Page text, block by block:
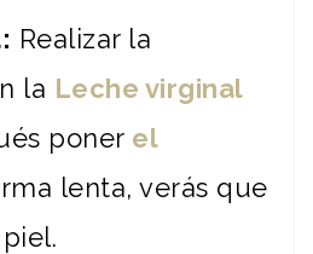
Realizar la
la Leche virginal
poner el
lenta, verás que